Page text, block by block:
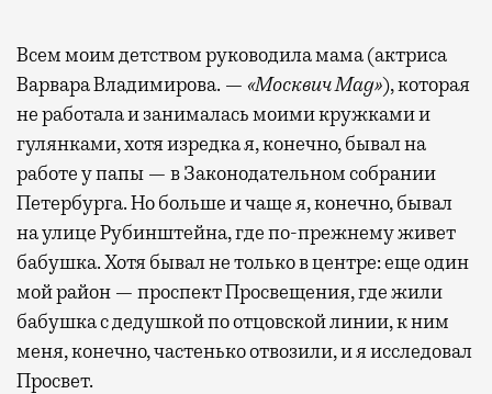
Всем моим детством руководила мама (актриса
Варвара Владимирова. — «Москвич Mag»), которая
не работала и занималась моими кружками и
гулянками, хотя изредка я, конечно, бывал на
работе у папы — в Законодательном собрании
Петербурга. Но больше и чаще я, конечно, бывал
на улице Рубинштейна, где по-прежнему живет
бабушка. Хотя бывал не только в центре: еще один
мой район — проспект Просвещения, где жили
бабушка с дедушкой по отцовской линии, к ним
меня, конечно, частенько отвозили, и я исследовал
Просвет.